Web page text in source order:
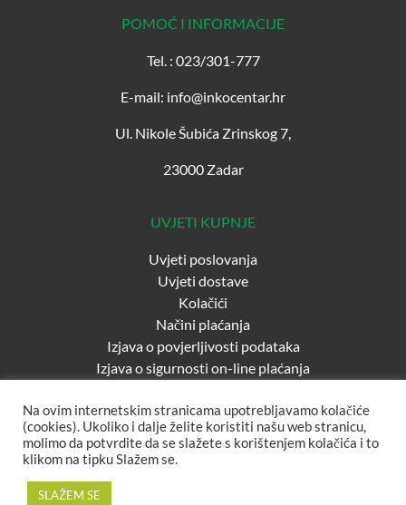
Na ovim internetskim stranicama upotrebljavamo kolačiće
(cookies). Ukoliko i dalje želite koristiti našu web stranicu,
molimo da potvrdite da se slažete s korištenjem kolačića i to
klikom na tipku Slažem se.
SLAŽEM SE
POMOĆ I INFORMACIJE
Tel. : 023/301-777
E-mail: info@inkocentar.hr
Ul. Nikole Šubića Zrinskog 7,
23000 Zadar
UVJETI KUPNJE
Uvjeti poslovanja
Uvjeti dostave
Kolačići
Načini plaćanja
Izjava o povjerljivosti podataka
Izjava o sigurnosti on-line plaćanja